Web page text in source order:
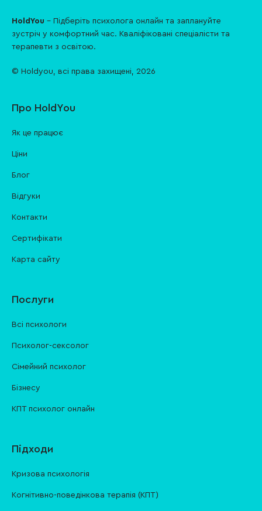
HoldYou - Підберіть психолога онлайн та заплануйте
зуcтріч у комфортний час. Кваліфіковані спеціалісти та
терапевти з освітою.
© Holdyou, всі права захищені, 2026
Про HoldYou
Як це працює
Ціни
Блог
Відгуки
Контакти
Cертифікати
Карта сайту
Послуги
Всі психологи
Психолог-сексолог
Сімейний психолог
Бізнесу
КПТ психолог онлайн
Підходи
Кризова психологія
Когнітивно-поведінкова терапія (КПТ)